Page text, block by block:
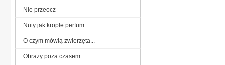
Nie przeocz
Nuty jak krople perfum
O czym mówią zwierzęta...
Obrazy poza czasem